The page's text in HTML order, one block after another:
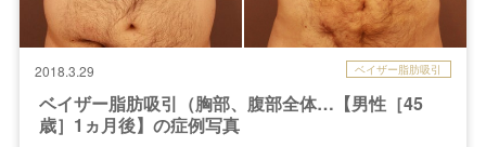
2018.3.29 ベイザー脂肪吸引
ベイザー脂肪吸引（胸部、腹部全体…【男性［45
歳］1ヵ月後】の症例写真